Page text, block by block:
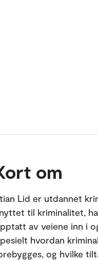
om
Lid er utdannet
til kriminalitet,
av veiene inn i
hvordan
og hvilke